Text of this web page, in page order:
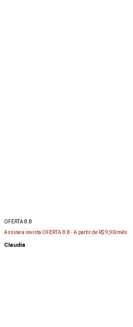
OFERTA 8.8
Assine a revista OFERTA 8.8 -A partir de R$ 9,90/mês
Claudia